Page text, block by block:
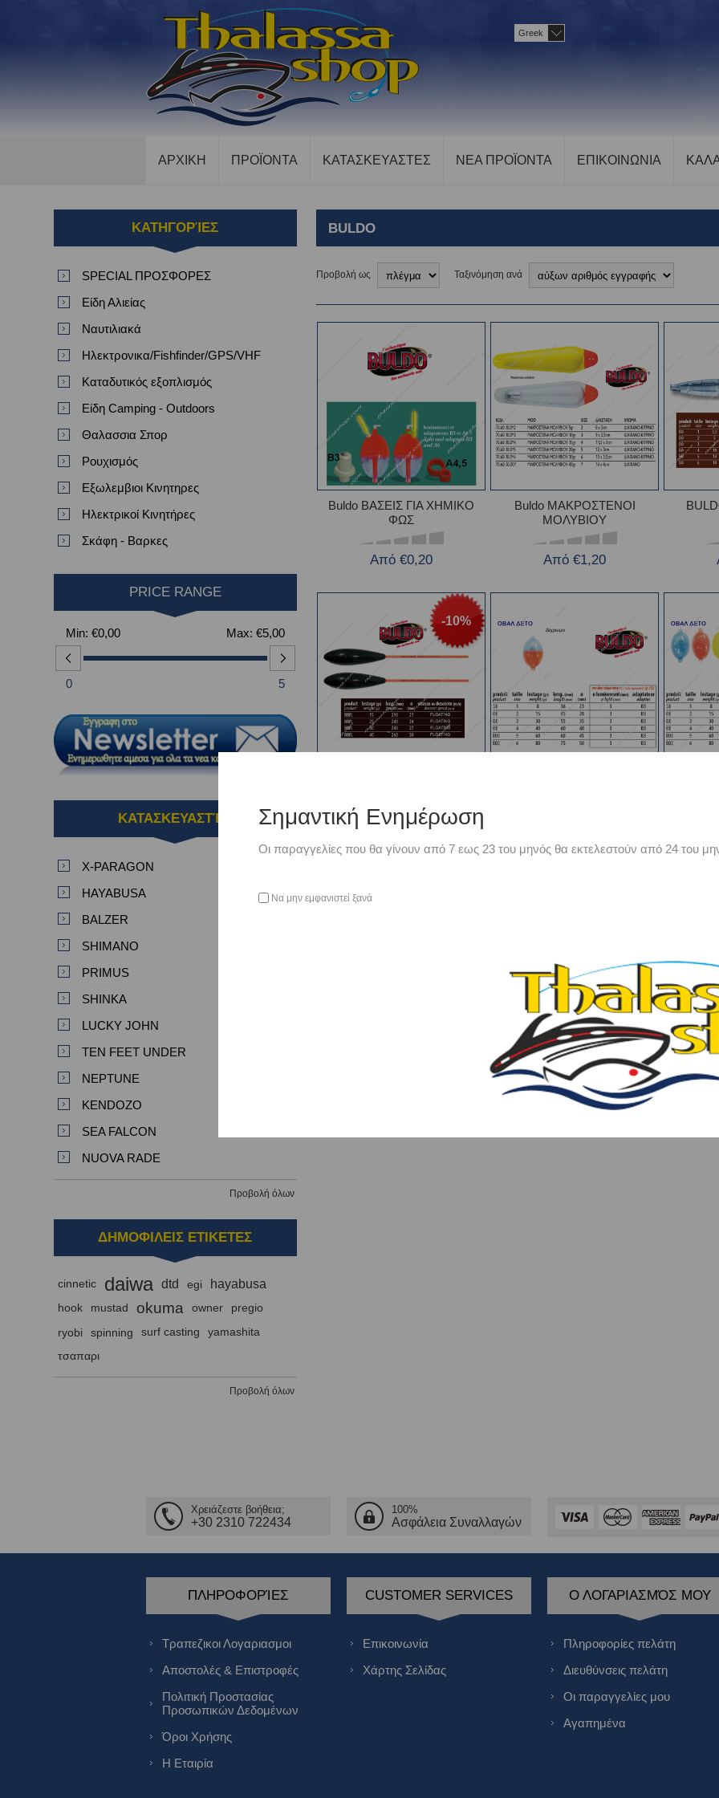
Greek
ΑΡΧΙΚΗ ΠΡΟΪΟΝΤΑ ΚΑΤΑΣΚΕΥΑΣΤΕΣ ΝΕΑ ΠΡΟΪΟΝΤΑ ΕΠΙΚΟΙΝΩΝΙΑ
BULDO
Προβολή ως Ταξινόμηση ανά
Buldo ΒΑΣΕΙΣ ΓΙΑ ΧΗΜΙΚΟ
ΦΩΣ
Από €0,20
Buldo ΜΑΚΡΟΣΤΕΝΟΙ
ΜΟΛΥΒΙΟΥ
Από €1,20
-10%
Από €3,60
Buldo ΣΤΡΟΓΓΥΛΟ ΔΕΤΟ
ΔΙΧΡΩΜΟ
Από €1,05
Buldo
ΚΑΤΗΓΟΡΊΕΣ
SPECIAL ΠΡΟΣΦΟΡΕΣ
Είδη Αλιείας
Ναυτιλιακά
Ηλεκτρονικα/Fishfinder/GPS/VHF
Καταδυτικός εξοπλισμός
Είδη Camping - Outdoors
Θαλασσια Σπορ
Ρουχισμός
Εξωλεμβιοι Κινητηρες
Ηλεκτρικοί Κινητήρες
Σκάφη - Βαρκες
PRICE RANGE
Min: €0,00 Max: €5,00
0 5
ΚΑΤΑΣΚΕΥΑΣΤΈΣ
X-PARAGON
HAYABUSA
BALZER
SHIMANO
PRIMUS
SHINKA
LUCKY JOHN
TEN FEET UNDER
NEPTUNE
KENDOZO
SEA FALCON
NUOVA RADE
Προβολή όλων
ΔΗΜΟΦΙΛΕΙΣ ΕΤΙΚΕΤΕΣ
cinnetic daiwa dtd egi hayabusa
hook mustad okuma owner pregio
ryobi spinning surf casting
yamashita
τσαπαρι
Προβολή όλων
Χρειάζεστε βοήθεια;
+30 2310 722434
100%
Ασφάλεια Συναλλαγών
ΠΛΗΡΟΦΟΡΊΕΣ
Τραπεζικοι Λογαριασμοι
Αποστολές & Επιστροφές
Πολιτική Προστασίας
Προσωπικών Δεδομένων
Όροι Χρήσης
Η Εταιρία
CUSTOMER SERVICES
Επικοινωνία
Χάρτης Σελίδας
Ο ΛΟΓΑΡΙΑΣΜΌΣ ΜΟΥ
Πληροφορίες πελάτη
Διευθύνσεις πελάτη
Οι παραγγελίες μου
Αγαπημένα
Σημαντική Ενημέρωση
Οι παραγγελίες που θα γίνουν από 7 εως 23 του μηνός θα εκτελεστούν από 24 του
Να μην εμφανιστεί ξανά